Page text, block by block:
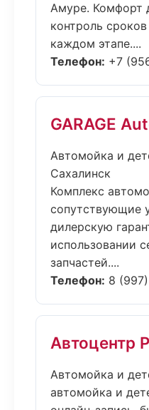
Амуре. Комфорт
контроль
каждом этапе....
Телефон: +7
GARAGE
Автомойка и
Сахалинск
Комплекс
сопутствующие
дилерскую
использовании
запчастей....
Телефон: 8
Автоцентр
Автомойка и
автомойка и